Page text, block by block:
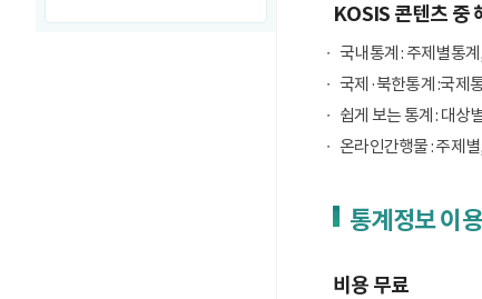
KOSIS 콘텐츠 중
국내통계 : 주제별통
국제·북한통계 :국제
쉽게 보는 통계 : 대상
온라인간행물 : 주제
통계정보 이
비용 무료